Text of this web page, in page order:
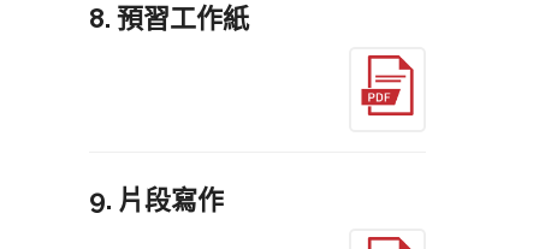
8. 預習工作紙
9. 片段寫作